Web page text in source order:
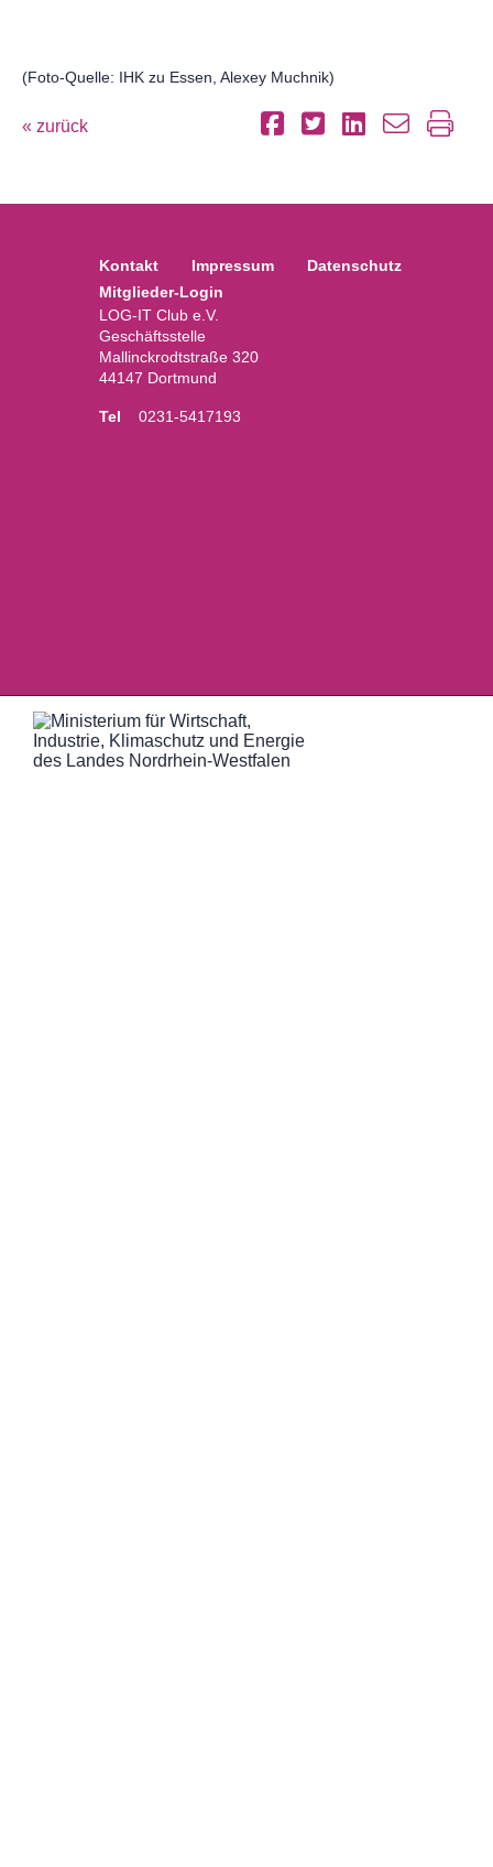
(Foto-Quelle: IHK zu Essen, Alexey Muchnik)
« zurück
Kontakt Impressum
Datenschutz
Mitglieder-Login
LOG-IT Club e.V.
Geschäftsstelle
Mallinckrodtstraße 320
44147 Dortmund
Tel 0231-5417193